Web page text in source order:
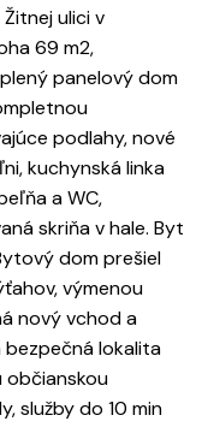
ulici v
69 m2,
panelový dom
podlahy, nové
kuchynská linka
a WC,
skriňa v hale. Byt
dom prešiel
výmenou
nový vchod a
bezpečná lokalita
občianskou
služby do 10 min